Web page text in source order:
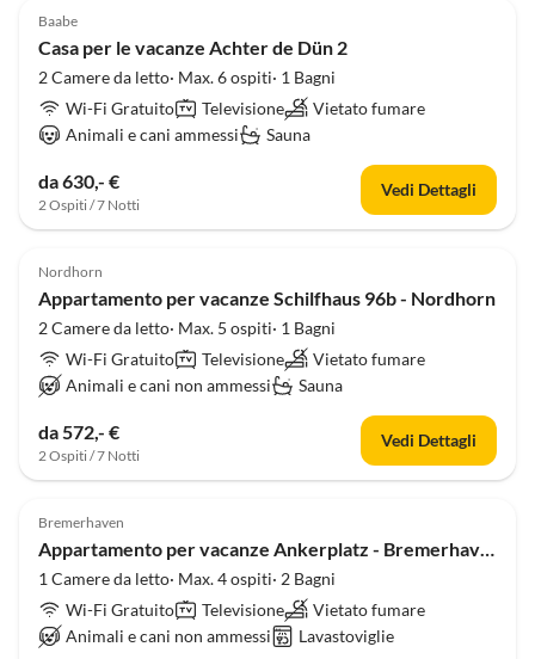
Baabe
Casa per le vacanze Achter de Dün 2
2 Camere da letto· Max. 6 ospiti· 1 Bagni
Wi-Fi Gratuito
Televisione
Vietato fumare
Animali e cani ammessi
Sauna
da 630,- €
2 Ospiti / 7 Notti
Vedi Dettagli
Annuncio in
Alto
Nordhorn
Appartamento per vacanze Schilfhaus 96b - Nordhorn
2 Camere da letto· Max. 5 ospiti· 1 Bagni
Wi-Fi Gratuito
Televisione
Vietato fumare
Animali e cani non ammessi
Sauna
da 572,- €
2 Ospiti / 7 Notti
Vedi Dettagli
Bremerhaven
Appartamento per vacanze Ankerplatz - Bremerhaven
1 Camere da letto· Max. 4 ospiti· 2 Bagni
Wi-Fi Gratuito
Televisione
Vietato fumare
Animali e cani non ammessi
Lavastoviglie